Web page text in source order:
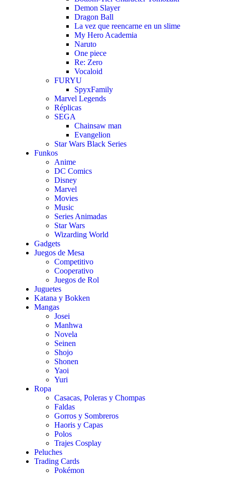
Demon Slayer
Dragon Ball
La vez que reencarne en un slime
My Hero Academia
Naruto
One piece
Re: Zero
Vocaloid
FURYU
SpyxFamily
Marvel Legends
Réplicas
SEGA
Chainsaw man
Evangelion
Star Wars Black Series
Funkos
Anime
DC Comics
Disney
Marvel
Movies
Music
Series Animadas
Star Wars
Wizarding World
Gadgets
Juegos de Mesa
Competitivo
Cooperativo
Juegos de Rol
Juguetes
Katana y Bokken
Mangas
Josei
Manhwa
Novela
Seinen
Shojo
Shonen
Yaoi
Yuri
Ropa
Casacas, Poleras y Chompas
Faldas
Gorros y Sombreros
Haoris y Capas
Polos
Trajes Cosplay
Peluches
Trading Cards
Pokémon